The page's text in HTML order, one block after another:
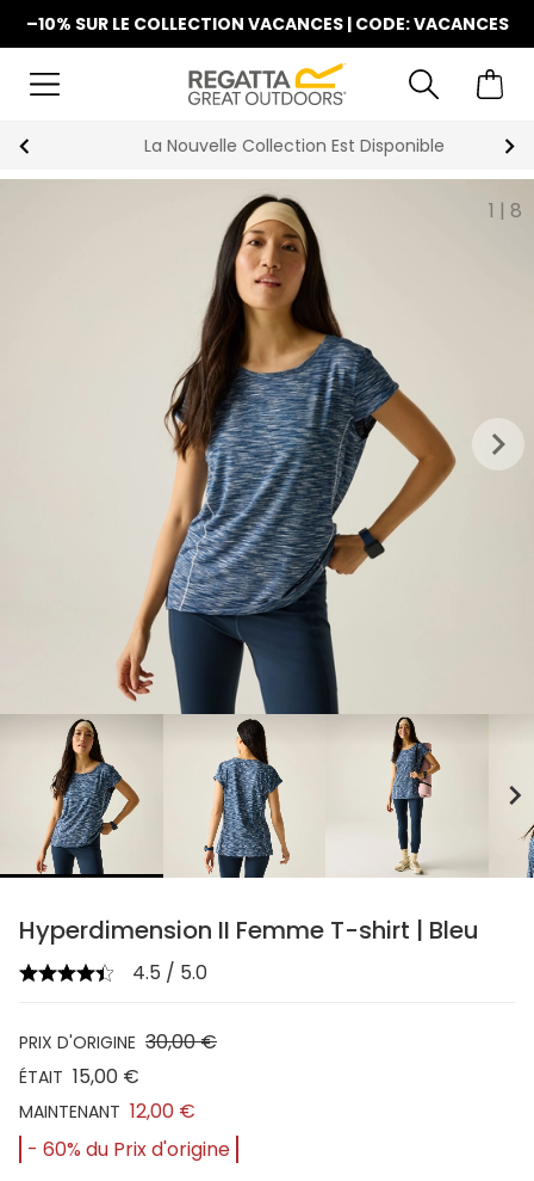
–10% SUR LE COLLECTION VACANCES | CODE: VACANCES
La Nouvelle Collection Est Disponible
1 | 8
keyboard_arrow_right
chevron_right
Hyperdimension II Femme T-shirt | Bleu
4.5 / 5.0
PRIX D'ORIGINE 30,00 €
ÉTAIT 15,00 €
MAINTENANT 12,00 €
- 60% du Prix d'origine